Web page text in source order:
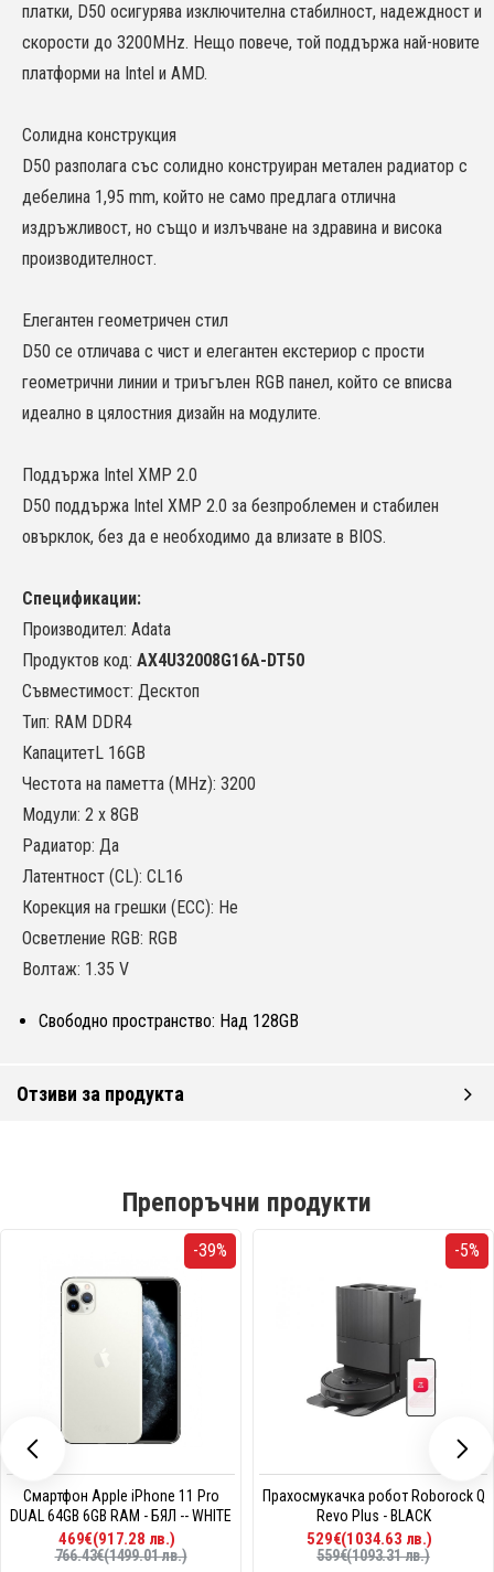
платки, D50 осигурява изключителна стабилност, надеждност и
скорости до 3200MHz. Нещо повече, той поддържа най-новите
платформи на Intel и AMD.
Солидна конструкция
D50 разполага със солидно конструиран метален радиатор с
дебелина 1,95 mm, който не само предлага отлична
издръжливост, но също и излъчване на здравина и висока
производителност.
Елегантен геометричен стил
D50 се отличава с чист и елегантен екстериор с прости
геометрични линии и триъгълен RGB панел, който се вписва
идеално в цялостния дизайн на модулите.
Поддържа Intel XMP 2.0
D50 поддържа Intel XMP 2.0 за безпроблемен и стабилен
овърклок, без да е необходимо да влизате в BIOS.
Спецификации:
Производител: Adata
Продуктов код: AX4U32008G16A-DT50
Съвместимост: Десктоп
Тип: RAM DDR4
КапацитетL 16GB
Честота на паметта (MHz): 3200
Модули: 2 x 8GB
Радиатор: Да
Латентност (CL): CL16
Корекция на грешки (ECC): Не
Осветление RGB: RGB
Волтаж: 1.35 V
Свободно пространство: Над 128GB
Отзиви за продукта
Препоръчни продукти
-39%
Смартфон Apple iPhone 11 Pro
DUAL 64GB 6GB RAM - БЯЛ -- WHITE
469€(917.28 лв.)
766.43€(1499.01 лв.)
-5%
Прахосмукачка робот Roborock Q
Revo Plus - BLACK
529€(1034.63 лв.)
559€(1093.31 лв.)